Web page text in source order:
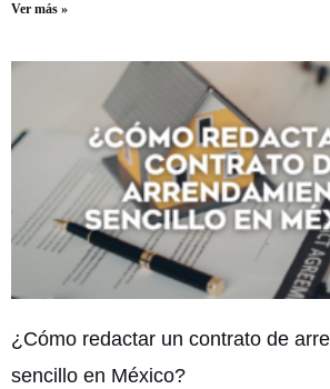
Ver más »
¿Cómo redactar un contrato de
sencillo en México?